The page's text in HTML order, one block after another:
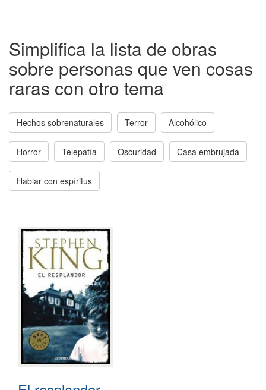
Simplifica la lista de obras
sobre personas que ven cosas
raras con otro tema
Hechos sobrenaturales Terror Alcohólico
Horror Telepatía Oscuridad Casa embrujada
Hablar con espíritus